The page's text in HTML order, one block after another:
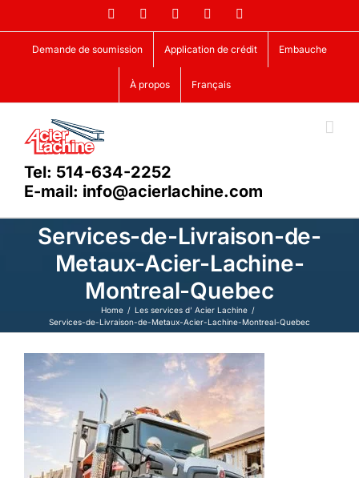
to
content
FacebookLinkedIn YouTube
Demande de soumission Application de crédit Embauche
À propos Français
Tel: 514-634-2252
E-mail: info@acierlachine.com
Services-de-Livraison-de-
Metaux-Acier-Lachine-
Montreal-Quebec
Home
Les services d’ Acier Lachine
Services-de-Livraison-de-Metaux-Acier-Lachine-Montreal-Quebec